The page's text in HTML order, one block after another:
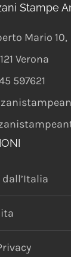
Stampe
Mario 10,
Verona
597621